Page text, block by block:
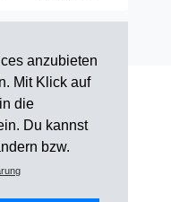
anzubieten
Mit Klick auf
die
Du kannst
bzw.